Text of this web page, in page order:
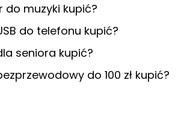
do muzyki kupić?
do telefonu kupić?
seniora kupić?
do 100 zł kupić?